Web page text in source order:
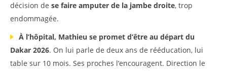
décision de se faire amputer de la jambe droite, trop
endommagée.
À l’hôpital, Mathieu se promet d’être au départ du
Dakar 2026. On lui parle de deux ans de rééducation, lui
table sur 10 mois. Ses proches l’encouragent. Direction le